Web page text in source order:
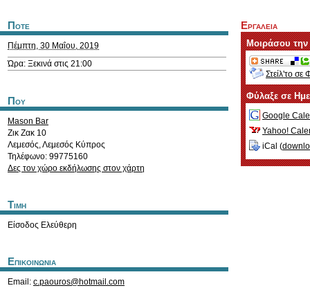
Ποτε
Πέμπτη, 30 Μαΐου, 2019
Ώρα: Ξεκινά στις 21:00
Που
Mason Bar
Ζικ Ζακ 10
Λεμεσός,Λεμεσός Κύπρος
Τηλέφωνο: 99775160
Δες τον χώρο εκδήλωσης στον χάρτη
Τιμη
Είσοδος Ελεύθερη
Επικοινωνια
Email: c.paouros@hotmail.com
Εργαλεια
Μοιράσου
Στείλ'το σε
Φύλαξε σε
Google
Yahoo!
iCal (